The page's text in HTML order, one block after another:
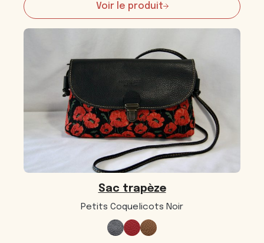
Voir le produit
:
Sac
trapèze
Sac trapèze
Petits Coquelicots Noir